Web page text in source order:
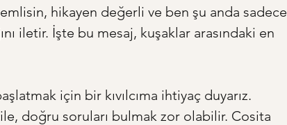
hikayen değerli ve ben şu anda sadece
iletir. İşte bu mesaj, kuşaklar arasındaki en
için bir kıvılcıma ihtiyaç duyarız.
doğru soruları bulmak zor olabilir. Cosita